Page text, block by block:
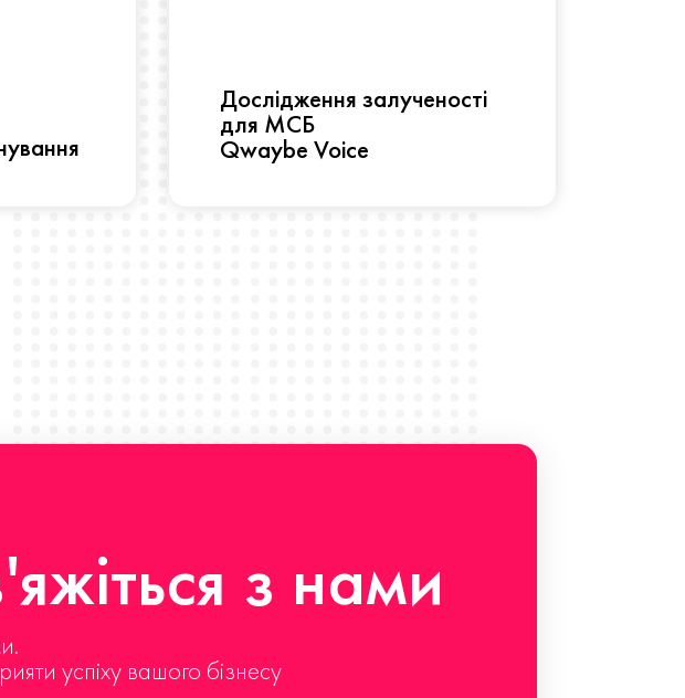
Дослідження залученості
для МСБ
Qwaybe Voice
з нами
успіху вашого бізнесу